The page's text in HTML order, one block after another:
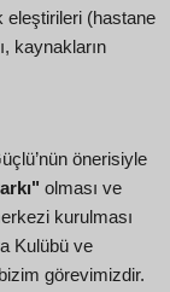
eleştirileri (hastane
kaynakların
önerisiyle
olması ve
kurulması
Kulübü ve
görevimizdir.